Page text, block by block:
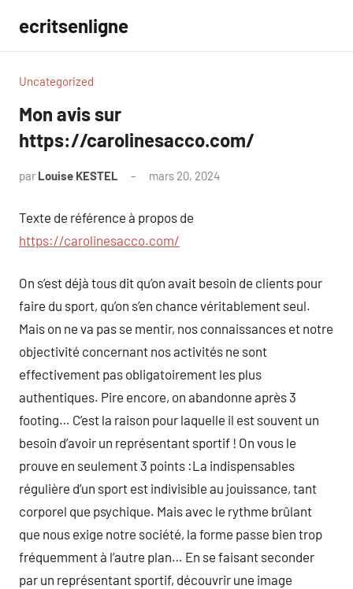
contenu
ecritsenligne
Uncategorized
Mon avis sur
https://carolinesacco.com/
par Louise KESTEL mars 20, 2024
Texte de référence à propos de
https://carolinesacco.com/
On s’est déjà tous dit qu’on avait besoin de clients pour
faire du sport, qu’on s’en chance véritablement seul.
Mais on ne va pas se mentir, nos connaissances et notre
objectivité concernant nos activités ne sont
effectivement pas obligatoirement les plus
authentiques. Pire encore, on abandonne après 3
footing… C’est la raison pour laquelle il est souvent un
besoin d’avoir un représentant sportif ! On vous le
prouve en seulement 3 points :La indispensables
régulière d’un sport est indivisible au jouissance, tant
corporel que psychique. Mais avec le rythme brûlant
que nous exige notre société, la forme passe bien trop
fréquemment à l’autre plan… En se faisant seconder
par un représentant sportif, découvrir une image